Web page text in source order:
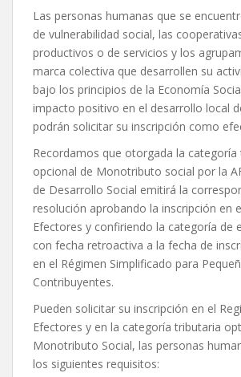
Las personas humanas que se
de vulnerabilidad social, las
productivos o de servicios y los
marca colectiva que desarrollen su
bajo los principios de la Economía
impacto positivo en el desarrollo local
podrán solicitar su inscripción como
Recordamos que otorgada la categoría
opcional de Monotributo social por la
de Desarrollo Social emitirá la
resolución aprobando la inscripción en
Efectores y confiriendo la categoría de
con fecha retroactiva a la fecha de
en el Régimen Simplificado para
Contribuyentes.
Pueden solicitar su inscripción en el
Efectores y en la categoría tributaria
Monotributo Social, las personas
los siguientes requisitos: